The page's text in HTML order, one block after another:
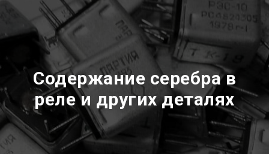
Содержание серебра в
реле и других деталях